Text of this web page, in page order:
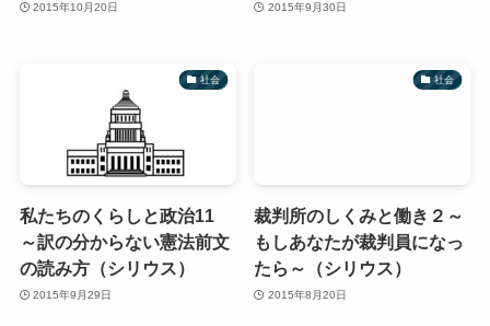
2015年10月20日 2015年9月30日
社会
私たちのくらしと政治11
～訳の分からない憲法前文
の読み方（シリウス）
2015年9月29日
社会
裁判所のしくみと働き２～
もしあなたが裁判員になっ
たら～（シリウス）
2015年8月20日